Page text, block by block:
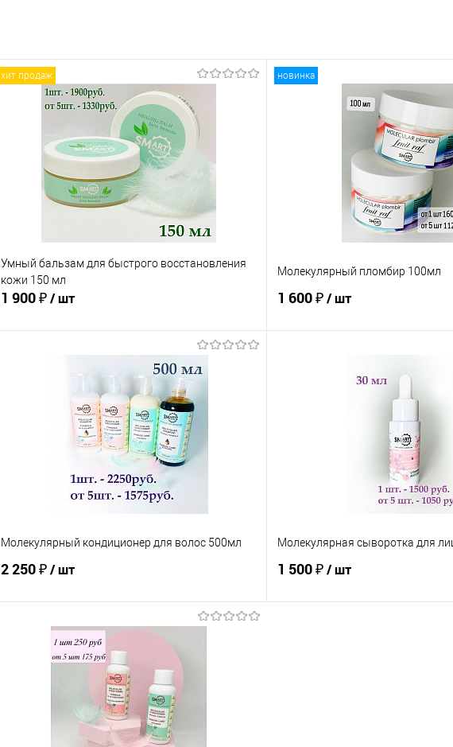
хит продаж
Умный бальзам для быстрого восстановления
кожи 150 мл
1 900 ₽/ шт
В корзину
В избранное
В наличии
новинка
Молекулярный пломбир 100мл
1 600 ₽/ шт
Lemonade Bubbles
Молекулярный кондиционер для волос 500мл
2 250 ₽/ шт
В корзину
В наличии
Молекулярная сыворотка для
1 500 ₽/ шт